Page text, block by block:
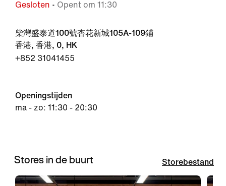
Gesloten • Opent om 11:30
柴灣盛泰道100號杏花新城105A-109鋪
香港, 香港, 0, HK
+852 31041455
Openingstijden
ma - zo: 11:30 - 20:30
Stores in de buurt Storebestand